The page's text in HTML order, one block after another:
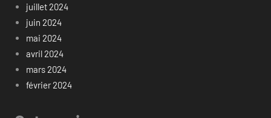
juillet 2024
juin 2024
mai 2024
avril 2024
mars 2024
février 2024